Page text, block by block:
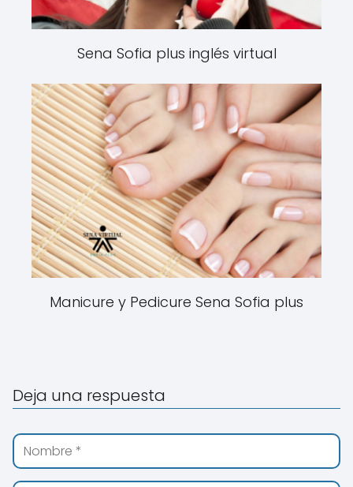
Sena Sofia plus inglés virtual
Manicure y Pedicure Sena Sofia plus
Deja una respuesta